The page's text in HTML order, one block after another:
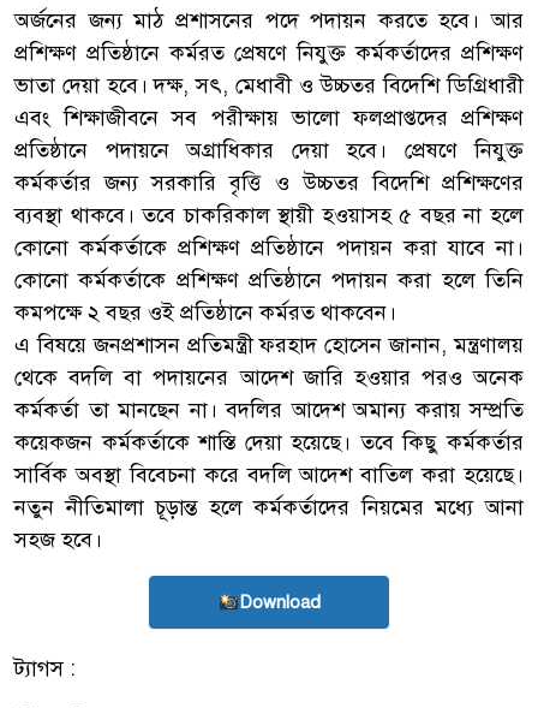
অর্জনের জন্য মাঠ প্রশাসনের পদে পদায়ন করতে হবে। আর
প্রশিক্ষণ প্রতিষ্ঠানে কর্মরত প্রেষণে নিযুক্ত কর্মকর্তাদের প্রশিক্ষণ
ভাতা দেয়া হবে। দক্ষ, সৎ, মেধাবী ও উচ্চতর বিদেশি ডিগ্রিধারী
এবং শিক্ষাজীবনে সব পরীক্ষায় ভালো ফলপ্রাপ্তদের প্রশিক্ষণ
প্রতিষ্ঠানে পদায়নে অগ্রাধিকার দেয়া হবে। প্রেষণে নিযুক্ত
কর্মকর্তার জন্য সরকারি বৃত্তি ও উচ্চতর বিদেশি প্রশিক্ষণের
ব্যবস্থা থাকবে। তবে চাকরিকাল স্থায়ী হওয়াসহ ৫ বছর না হলে
কোনো কর্মকর্তাকে প্রশিক্ষণ প্রতিষ্ঠানে পদায়ন করা যাবে না।
কোনো কর্মকর্তাকে প্রশিক্ষণ প্রতিষ্ঠানে পদায়ন করা হলে তিনি
কমপক্ষে ২ বছর ওই প্রতিষ্ঠানে কর্মরত থাকবেন।
এ বিষয়ে জনপ্রশাসন প্রতিমন্ত্রী ফরহাদ হোসেন জানান, মন্ত্রণালয়
থেকে বদলি বা পদায়নের আদেশ জারি হওয়ার পরও অনেক
কর্মকর্তা তা মানছেন না। বদলির আদেশ অমান্য করায় সম্প্রতি
কয়েকজন কর্মকর্তাকে শাস্তি দেয়া হয়েছে। তবে কিছু কর্মকর্তার
সার্বিক অবস্থা বিবেচনা করে বদলি আদেশ বাতিল করা হয়েছে।
নতুন নীতিমালা চূড়ান্ত হলে কর্মকর্তাদের নিয়মের মধ্যে আনা
সহজ হবে।
Download
ট্যাগস :